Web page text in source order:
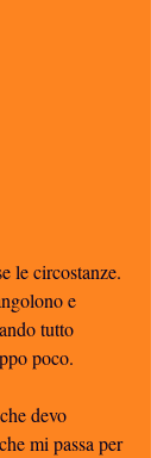
le circostanze.
e
tutto
poco.
devo
mi passa per